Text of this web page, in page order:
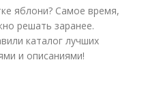
яблони? Самое время,
решать заранее.
каталог лучших
и описаниями!